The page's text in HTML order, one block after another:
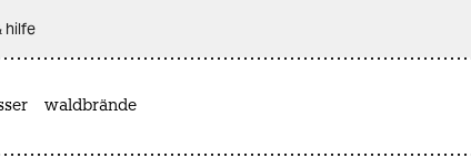
hilfe
waldbrände